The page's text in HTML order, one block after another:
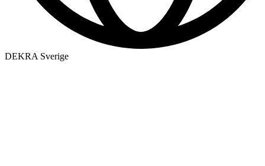
DEKRA Sverige